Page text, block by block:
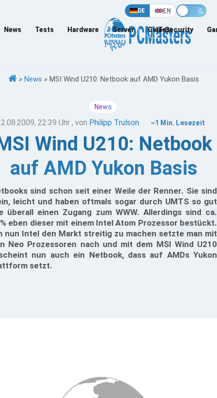
DE EN
News Tests Hardware Server Games
IT-Security
» News » MSI Wind U210: Netbook auf AMD Yukon Basis
News
22:39 Uhr , von Philipp Trulson ~1 Min. Lesezeit
Wind U210: Netbook
auf AMD Yukon Basis
sind schon seit einer Weile der Renner. Sie sind
leicht und haben oftmals sogar durch UMTS so gut
überall einen Zugang zum WWW. Allerdings sind ca.
eben dieser mit einem Intel Atom Prozessor bestückt.
nun Intel den Markt streitig zu machen setzte man mit
Neo Prozessoren nach und mit dem MSI Wind U210
nun auch ein Netbook, dass auf AMDs Yukon
setzt.